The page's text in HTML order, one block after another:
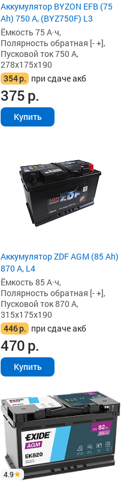
Аккумулятор BYZON EFB (75
Ah) 750 А, (BYZ750F) L3
Ёмкость 75 А·ч,
Полярность обратная [- +],
Пусковой ток 750 А,
278x175x190
354р. при сдаче акб
375р.
Купить
Аккумулятор ZDF AGM (85 Ah)
870 А, L4
Ёмкость 85 А·ч,
Полярность обратная [- +],
Пусковой ток 870 А,
315x175x190
446р. при сдаче акб
470р.
Купить
4.9